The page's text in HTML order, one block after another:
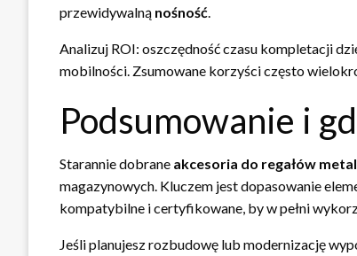
przewidywalną nośność.
Analizuj ROI: oszczędność czasu kompletacji
mobilności. Zsumowane korzyści często
Podsumowanie i
Starannie dobrane akcesoria do regałów
magazynowych. Kluczem jest dopasowanie
kompatybilne i certyfikowane, by w pełni
Jeśli planujesz rozbudowę lub modernizację